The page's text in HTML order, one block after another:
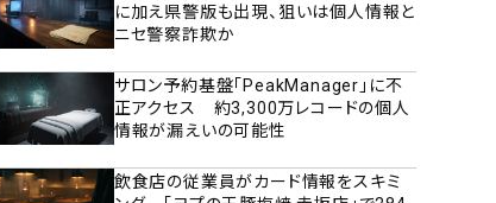
に加え県警版も出現、狙いは個人情報と
ニセ警察詐欺か
サロン予約基盤「PeakManager」に不
正アクセス 約3,300万レコードの個人
情報が漏えいの可能性
飲食店の従業員がカード情報をスキミ